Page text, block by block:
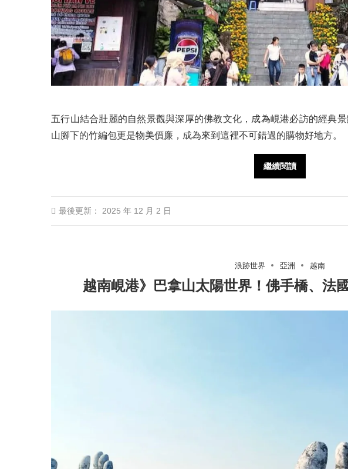
五行山結合壯麗的自然景觀與深厚的佛教文化，成為峴港必訪的經典
山腳下的竹編包更是物美價廉，成為來到這裡不可錯過的購物好地方。
繼續閱讀
最後更新： 2025 年 12 月 2 日
浪跡世界 亞洲 越南
越南峴港》巴拿山太陽世界！佛手橋、法